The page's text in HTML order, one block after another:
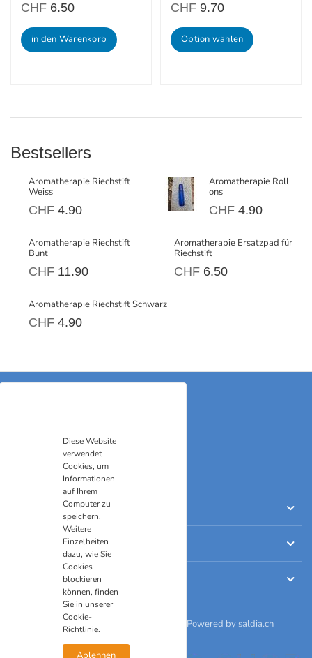
CHF 6.50
in den Warenkorb
CHF9.70
Option wählen
Bestsellers
Aromatherapie Riechstift
Weiss
CHF 4.90
Aromatherapie Roll
ons
CHF 4.90
Aromatherapie Riechstift
Bunt
CHF 11.90
Aromatherapie Ersatzpad für
Riechstift
CHF 6.50
Aromatherapie Riechstift Schwarz
CHF 4.90
Skills-Shop Umgang mit Gefühlen
Grenzstrasse 6
9430 St. Margrethen
071 511 30 04
order@skills-shop.ch
Einkaufen
Informationen
Rechtliches
© 2026 Skills-Shop Umgang mit Gefühlen. Powered by saldia.ch
Diese Website
verwendet
Cookies, um
Informationen
auf Ihrem
Computer zu
speichern.
Weitere
Einzelheiten
dazu, wie Sie
Cookies
blockieren
können, finden
Sie in unserer
Cookie-
Richtlinie.
Ablehnen